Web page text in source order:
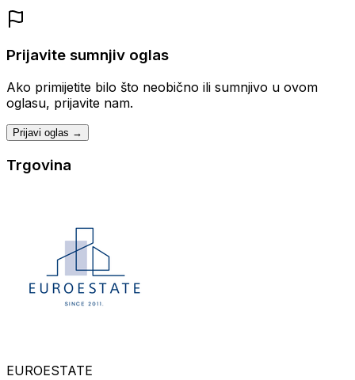
Prijavite sumnjiv oglas
Ako primijetite bilo što neobično ili sumnjivo u ovom
oglasu, prijavite nam.
Prijavi oglas →
Trgovina
EUROESTATE